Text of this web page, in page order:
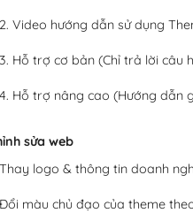
2. Video hướng dẫn sử dụng
3. Hỗ trợ cơ bản (Chỉ trả lời câu
4. Hỗ trợ nâng cao (Hướng dẫn
sửa web
Thay logo & thông tin doanh
Đổi màu chủ đạo của theme